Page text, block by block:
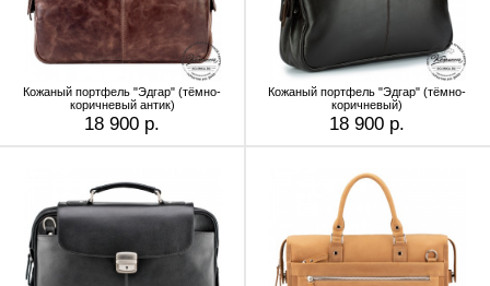
Кожаный портфель "Эдгар" (тёмно-
коричневый антик)
18 900 р.
Кожаный портфель "Эдгар" (тёмно-
коричневый)
18 900 р.